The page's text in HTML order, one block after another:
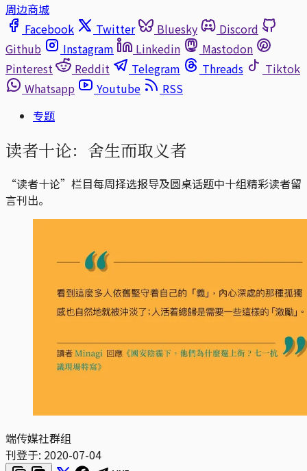
周边商城
Facebook
Twitter Bluesky
Discord
Github
Instagram Linkedin
Mastodon
Pinterest
Reddit Telegram Threads
Tiktok
Whatsapp
Youtube
RSS
专题
读者十论：舍生而取义者
“读者十论”栏目每周择选报导及圆桌话题中十组精彩读者留
言刊出。
端传媒社群组
刊登于: 2020-07-04